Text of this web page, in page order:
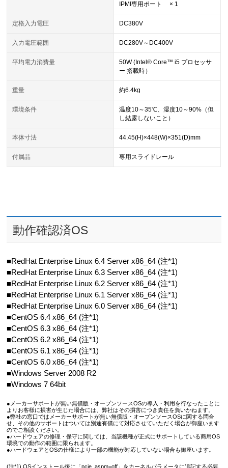
IPMI専用ポート × 1
定格入力電圧 DC380V
入力電圧範囲 DC280V～DC400V
平均電力消費量
50W (Intel® Core™ i5 プロセッサ
ー 搭載時）
重量 約6.4kg
環境条件
温度10～35℃、湿度10～90%（但
し結露しないこと）
本体寸法 44.45(H)×448(W)×351(D)mm
付属品 専用スライドレール
動作確認済OS
■RedHat Enterprise Linux 6.4 Server x86_64 (注*1)
■RedHat Enterprise Linux 6.3 Server x86_64 (注*1)
■RedHat Enterprise Linux 6.2 Server x86_64 (注*1)
■RedHat Enterprise Linux 6.1 Server x86_64 (注*1)
■RedHat Enterprise Linux 6.0 Server x86_64 (注*1)
■CentOS 6.4 x86_64 (注*1)
■CentOS 6.3 x86_64 (注*1)
■CentOS 6.2 x86_64 (注*1)
■CentOS 6.1 x86_64 (注*1)
■CentOS 6.0 x86_64 (注*1)
■Windows Server 2008 R2
■Windows 7 64bit
●メーカーサポートが無い無償版・オープンソースOSの導入・利用を行なったことに
よりお客様に損害が生じた場合には、弊社はその損害につき責任を負いかねます。
●弊社の窓口ではメーカーサポートが無い無償版・オープンソースOSに関する問合
せ、その他のサポートはついては別途有償にて対応させていただく場合が御座います
のでご相談ください。
●ハードウェアの修理・保守に関しては、当該機種が正式にサポートしている商用OS
環境での動作の範囲に限られます。
●ハードウェアとOSの仕様により一部の機能が対応していない場合も御座います。
(注*1) OSインストール後に「pcie_aspm=off」をカーネルパラメータに追記する必要